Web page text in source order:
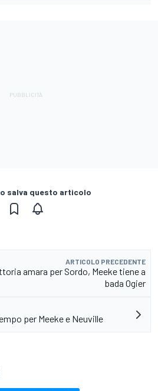
salva questo articolo
ARTICOLO PRECEDENTE
amara per Sordo, Meeke tiene a
bada Ogier
per Meeke e Neuville